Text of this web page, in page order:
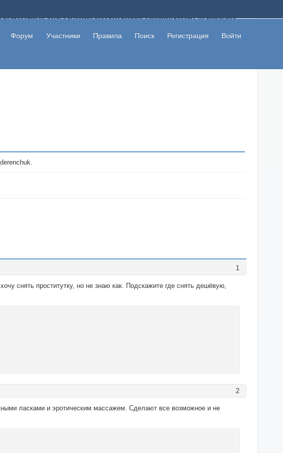
на дому с высоким доходом помимо основной работы, не вкладывая
другие пользователи не попались на развод. Вы сможете начать зарабатывать
ссылками и первая прибыль не заставит себя долго ждать.
Форум Участники Правила Поиск Регистрация Войти
1
снять проститутку, но не знаю как. Подскажите где снять дешёвую,
2
ласками и эротическим массажем. Сделают все возможное и не